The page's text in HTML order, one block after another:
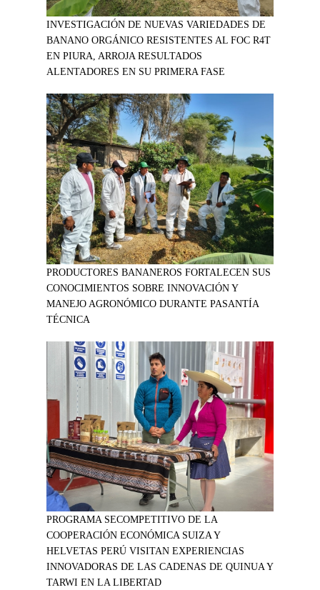
INVESTIGACIÓN DE NUEVAS VARIEDADES DE
BANANO ORGÁNICO RESISTENTES AL FOC R4T
EN PIURA, ARROJA RESULTADOS
ALENTADORES EN SU PRIMERA FASE
PRODUCTORES BANANEROS FORTALECEN SUS
CONOCIMIENTOS SOBRE INNOVACIÓN Y
MANEJO AGRONÓMICO DURANTE PASANTÍA
TÉCNICA
PROGRAMA SECOMPETITIVO DE LA
COOPERACIÓN ECONÓMICA SUIZA Y
HELVETAS PERÚ VISITAN EXPERIENCIAS
INNOVADORAS DE LAS CADENAS DE QUINUA Y
TARWI EN LA LIBERTAD